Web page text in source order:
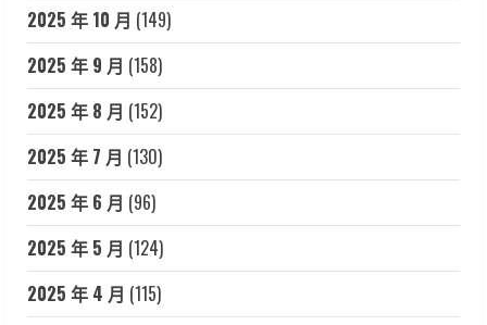
2025 年 10 月 (149)
2025 年 9 月 (158)
2025 年 8 月 (152)
2025 年 7 月 (130)
2025 年 6 月 (96)
2025 年 5 月 (124)
2025 年 4 月 (115)